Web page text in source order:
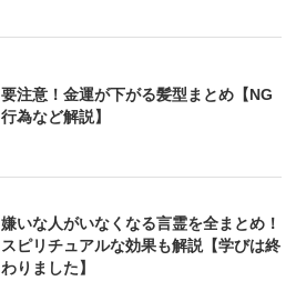
要注意！金運が下がる髪型まとめ【NG
行為など解説】
嫌いな人がいなくなる言霊を全まとめ！
スピリチュアルな効果も解説【学びは終
わりました】